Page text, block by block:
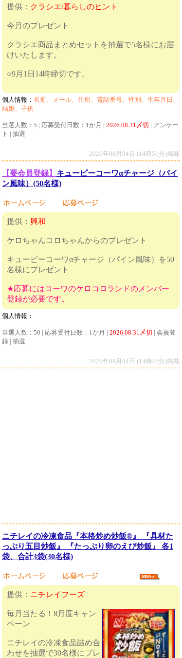
提供： クラシエ/暮らしのヒント
今月のプレゼント
クラシエ商品まとめセットを抽選で5名様にお届
けいたします。
○9月1日14時締切です。
個人情報： 名前、メール、住所、電話番号、性別、生年月日、
結婚、子供
当選人数：5 | 応募受付日数：1か月 | 2026.08.31〆切 | アンケー
ト | 抽選
2026年08月04日 (14時51分)掲載
【要会員登録】 キューピーコーワαチャージ（パイ
ン風味）(50名様)
提供： 興和
ケロちゃんコロちゃんからのプレゼント
キューピーコーワαチャージ（パイン風味）を50
名様にプレゼント
★応募にはコーワのケロコロランドのメンバー
登録が必要です。
個人情報：
当選人数：50 | 応募受付日数：1か月 | 2026.08.31〆切 | 会員登
録 | 抽選
2026年08月04日 (14時45分)掲載
ニチレイの冷凍食品『本格炒め炒飯®』 『具材た
っぷり五目炒飯』 『たっぷり卵のえび炒飯』 各1
袋、合計3袋(30名様)
提供： ニチレイフーズ
毎月当たる！8月度キャン
ペーン
ニチレイの冷凍食品詰め合
わせを抽選で30名様にプレ